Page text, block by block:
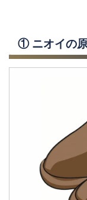
① ニオイの原